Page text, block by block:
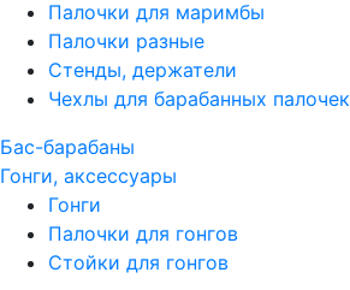
Палочки для маримбы
Палочки разные
Стенды, держатели
Чехлы для барабанных палочек
Бас-барабаны
Гонги, аксессуары
Гонги
Палочки для гонгов
Стойки для гонгов